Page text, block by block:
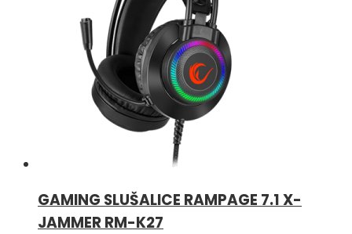
GAMING SLUŠALICE RAMPAGE 7.1 X-
JAMMER RM-K27